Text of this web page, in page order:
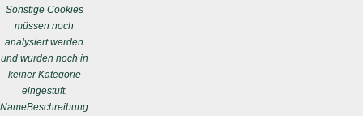
Sonstige Cookies
müssen noch
analysiert werden
und wurden noch in
keiner Kategorie
eingestuft.
NameBeschreibung